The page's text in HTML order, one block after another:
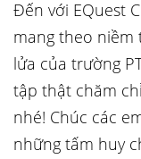
Đến với EQuest
mang theo
lửa của trường
tập thật chăm
nhé! Chúc các
những tấm huy